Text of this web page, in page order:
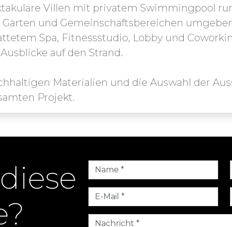
Villen mit privatem Swimmingpool
und Gemeinschaftsbereichen
Spa, Fitnessstudio, Lobby und
auf den Strand.
Materialien und die Auswahl der
Projekt.